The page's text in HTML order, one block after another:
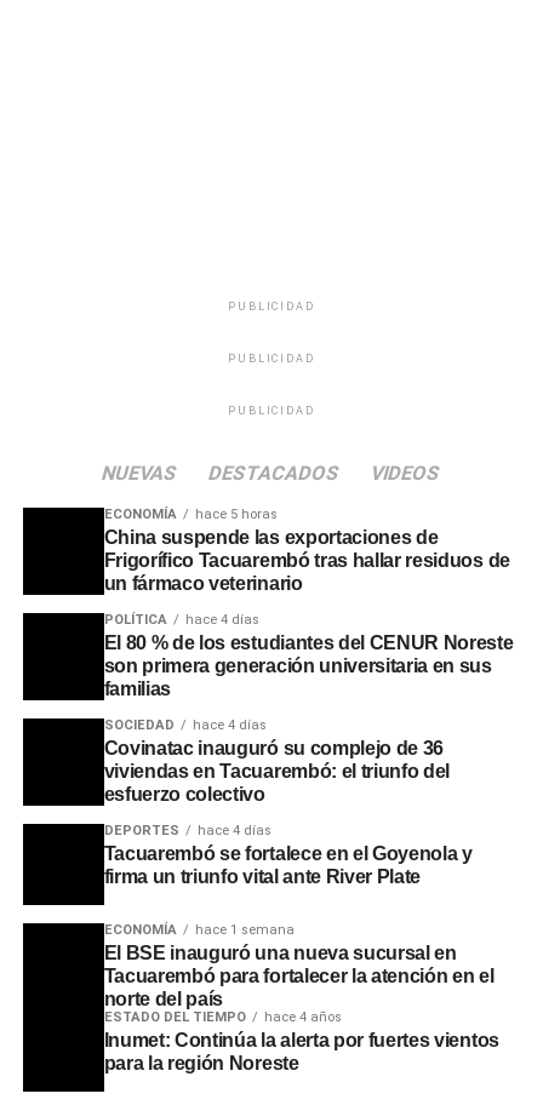
Asimismo, se recordaron las intervenciones que realizaba
en pleno apogeo de sus bailes multitudinarios, cuando
pausaba la música para brindar mensajes de
concientización a los jóvenes sobre la educación, la
prevención de adicciones y la importancia de no olvidar
PUBLICIDAD
PUBLICIDAD
PUBLICIDAD
NUEVAS DESTACADOS VIDEOS
ECONOMÍA hace 5 horas
China suspende las exportaciones de
Frigorífico Tacuarembó tras hallar residuos de
un fármaco veterinario
POLÍTICA hace 4 días
El 80 % de los estudiantes del CENUR Noreste
son primera generación universitaria en sus
familias
SOCIEDAD hace 4 días
Covinatac inauguró su complejo de 36
viviendas en Tacuarembó: el triunfo del
esfuerzo colectivo
DEPORTES hace 4 días
Tacuarembó se fortalece en el Goyenola y
firma un triunfo vital ante River Plate
ECONOMÍA hace 1 semana
El BSE inauguró una nueva sucursal en
Tacuarembó para fortalecer la atención en el
norte del país
ESTADO DEL TIEMPO hace 4 años
Inumet: Continúa la alerta por fuertes vientos
para la región Noreste